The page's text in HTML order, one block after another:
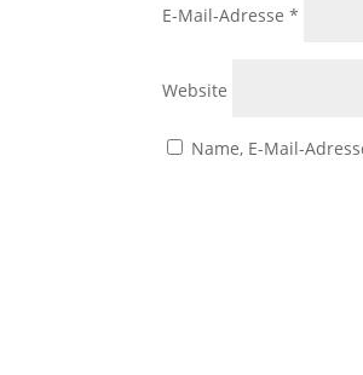
E-Mail-Adresse*
Website
Name, E-Mail-